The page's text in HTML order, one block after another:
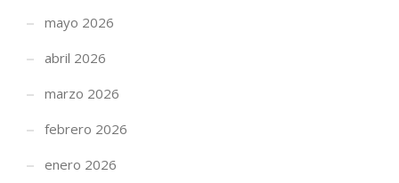
mayo 2026
abril 2026
marzo 2026
febrero 2026
enero 2026